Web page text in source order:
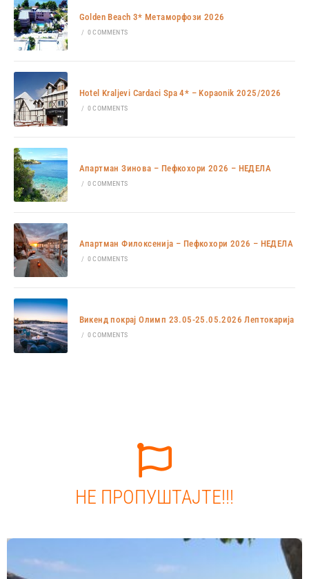
Golden Beach 3* Метаморфози 2026
/ 0 COMMENTS
Hotel Kraljevi Cardaci Spa 4* – Kopaonik 2025/2026
/ 0 COMMENTS
Апартман Зинова – Пефкохори 2026 – НЕДЕЛА
/ 0 COMMENTS
Апартман Филоксенија – Пефкохори 2026 – НЕДЕЛА
/ 0 COMMENTS
Викенд покрај Олимп 23.05-25.05.2026 Лептокарија
/ 0 COMMENTS
НЕ ПРОПУШТАЈТЕ!!!